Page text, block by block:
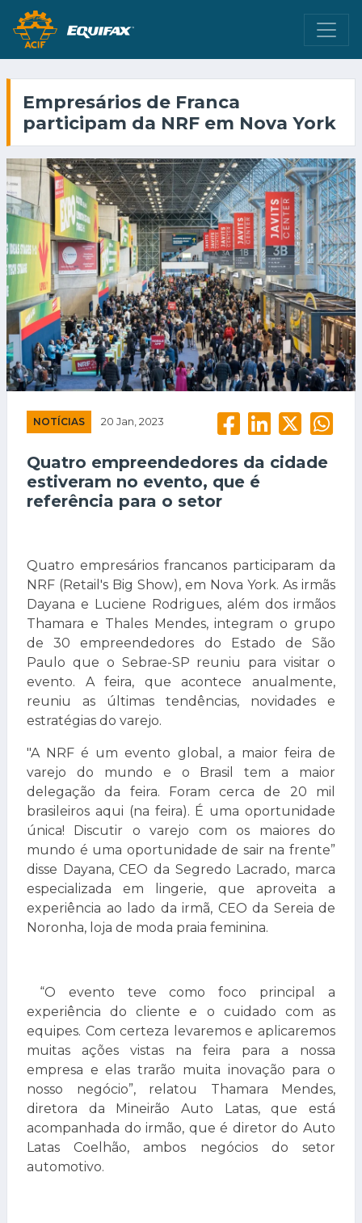
Empresários de Franca
participam da NRF em Nova York
NOTÍCIAS 20 Jan, 2023
Quatro empreendedores da cidade
estiveram no evento, que é
referência para o setor
Quatro empresários francanos participaram da
NRF (Retail's Big Show), em Nova York. As irmãs
Dayana e Luciene Rodrigues, além dos irmãos
Thamara e Thales Mendes, integram o grupo
de 30 empreendedores do Estado de São
Paulo que o Sebrae-SP reuniu para visitar o
evento. A feira, que acontece anualmente,
reuniu as últimas tendências, novidades e
estratégias do varejo.
"A NRF é um evento global, a maior feira de
varejo do mundo e o Brasil tem a maior
delegação da feira. Foram cerca de 20 mil
brasileiros aqui (na feira). É uma oportunidade
única! Discutir o varejo com os maiores do
mundo é uma oportunidade de sair na frente”
disse Dayana, CEO da Segredo Lacrado, marca
especializada em lingerie, que aproveita a
experiência ao lado da irmã, CEO da Sereia de
Noronha, loja de moda praia feminina.
“O evento teve como foco principal a
experiência do cliente e o cuidado com as
equipes. Com certeza levaremos e aplicaremos
muitas ações vistas na feira para a nossa
empresa e elas trarão muita inovação para o
nosso negócio”, relatou Thamara Mendes,
diretora da Mineirão Auto Latas, que está
acompanhada do irmão, que é diretor do Auto
Latas Coelhão, ambos negócios do setor
automotivo.